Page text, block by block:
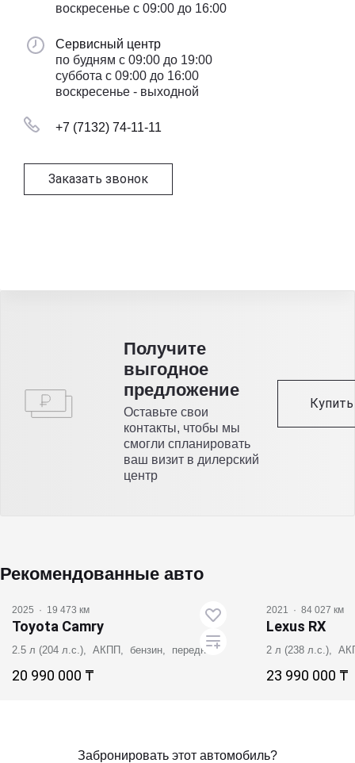
воскресенье с 09:00 до 16:00
Сервисный центр
по будням с 09:00 до 19:00
суббота с 09:00 до 16:00
воскресенье - выходной
+7 (7132) 74-11-11
Заказать звонок
Получитe
выгодное
предложение
Оставьте свои
контакты, чтобы мы
смогли спланировать
ваш визит в дилерский
центр
Рекомендованные авто
2025 · 19 473 км
Toyota Camry
2.5 л (204 л.с.), АКПП, бензин, передний
20 990 000 ₸
2021 · 84 027 км
Lexus RX
2 л (238 л.с.),
23 990 000 ₸
Забронировать этот автомобиль?